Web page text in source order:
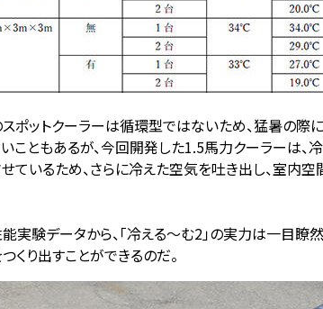
ポットクーラーは循環型ではないため、猛暑の際
こともあるが、今回開発した1.5馬力クーラーは、
ているため、さらに冷えた空気を吐き出し、室内
実験データから、「冷える～む2」の実力は一目瞭
くり出すことができるのだ。